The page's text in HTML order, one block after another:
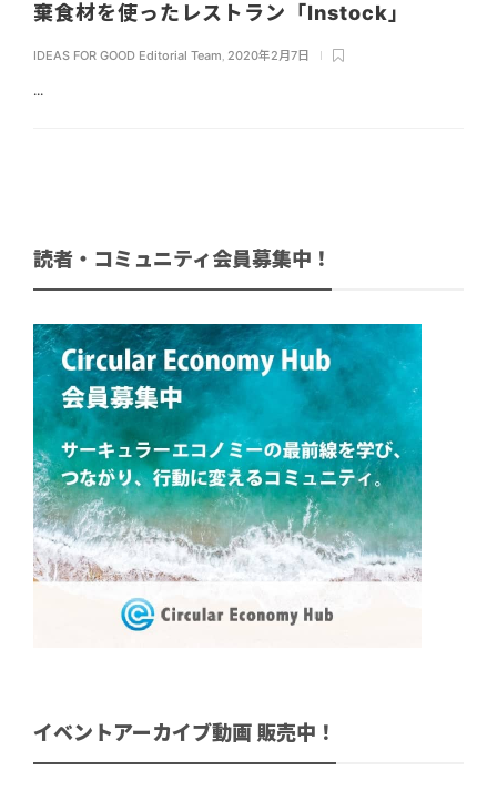
棄食材を使ったレストラン「Instock」
IDEAS FOR GOOD Editorial Team, 2020年2月7日
...
読者・コミュニティ会員募集中！
イベントアーカイブ動画 販売中！